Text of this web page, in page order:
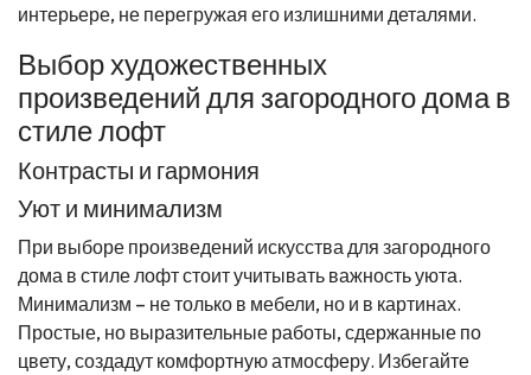
интерьере, не перегружая его излишними деталями.
Выбор художественных
произведений для загородного дома в
стиле лофт
Контрасты и гармония
Уют и минимализм
При выборе произведений искусства для загородного
дома в стиле лофт стоит учитывать важность уюта.
Минимализм – не только в мебели, но и в картинах.
Простые, но выразительные работы, сдержанные по
цвету, создадут комфортную атмосферу. Избегайте